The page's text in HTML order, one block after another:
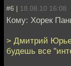
#6 | 18.08.10 16:08
Кому: Хорек
> Дмитрий
будешь все